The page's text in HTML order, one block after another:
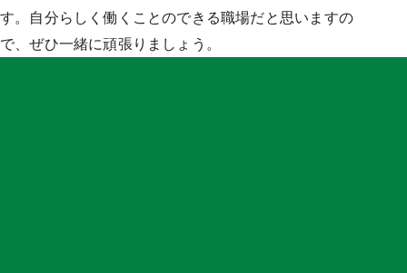
す。自分らしく働くことのできる職場だと思いますの
で、ぜひ一緒に頑張りましょう。